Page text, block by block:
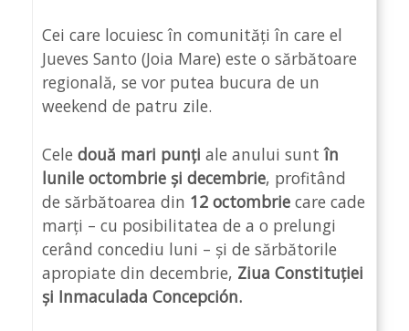
Cei care locuiesc în comunități în care el
Jueves Santo (Joia Mare) este o sărbătoare
regională, se vor putea bucura de un
weekend de patru zile.
Cele două mari punți ale anului suntîn
lunile octombrie și decembrie, profitând
de sărbătoarea din 12 octombrie care cade
marți – cu posibilitatea de a o prelungi
cerând concediu luni – și de sărbătorile
apropiate din decembrie, Ziua Constituției
și Inmaculada Concepción.